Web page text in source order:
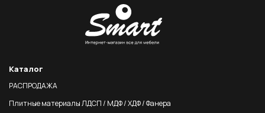
Каталог
РАСПРОДАЖА
Плитные материалы ЛДСП / МДФ / ХДФ / Фанера